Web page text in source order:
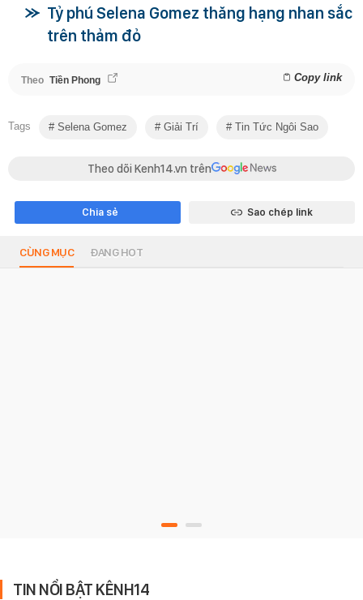
Tỷ phú Selena Gomez thăng hạng nhan sắc
trên thảm đỏ
Theo Tiền Phong Copy link
Tags Selena Gomez Giải Trí Tin Tức Ngôi Sao
Theo dõi Kenh14.vn trên
Chia sẻ Sao chép link
CÙNG MỤC ĐANG HOT
TIN NỔI BẬT KÊNH14